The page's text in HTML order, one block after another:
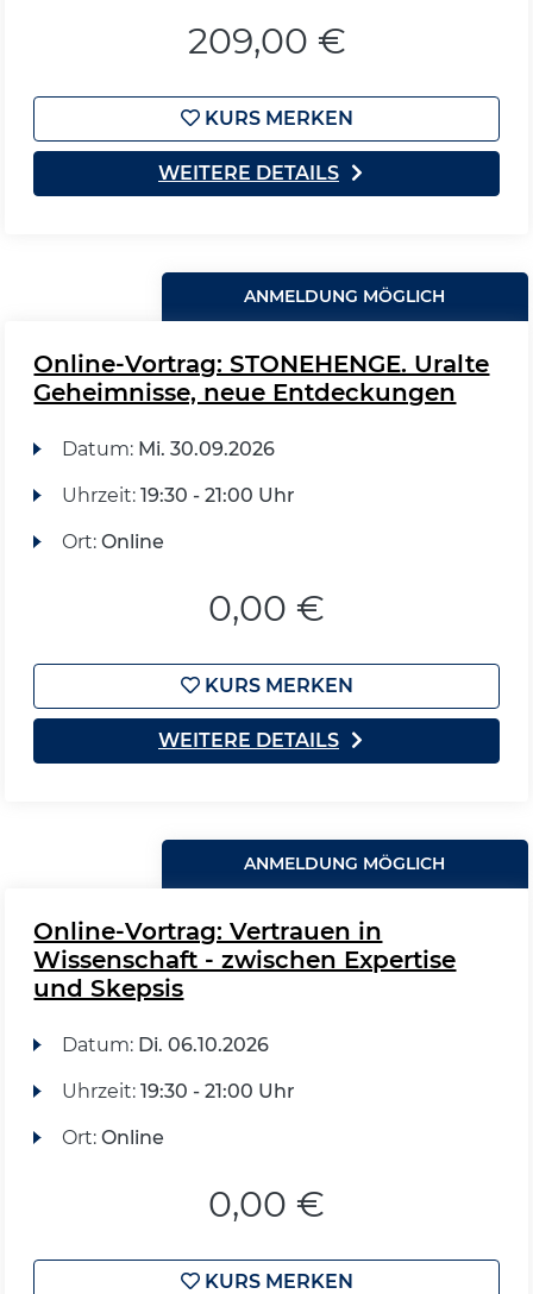
209,00 €
KURS MERKEN
WEITERE DETAILS
ANMELDUNG MÖGLICH
Online-Vortrag: STONEHENGE. Uralte
Geheimnisse, neue Entdeckungen
Datum: Mi. 30.09.2026
Uhrzeit: 19:30 - 21:00 Uhr
Ort: Online
0,00 €
KURS MERKEN
WEITERE DETAILS
ANMELDUNG MÖGLICH
Online-Vortrag: Vertrauen in
Wissenschaft - zwischen Expertise
und Skepsis
Datum: Di. 06.10.2026
Uhrzeit: 19:30 - 21:00 Uhr
Ort: Online
0,00 €
KURS MERKEN